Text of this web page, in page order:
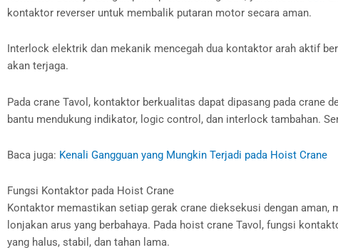
kontaktor reverser untuk membalik putaran motor secara aman.
Interlock elektrik dan mekanik mencegah dua kontaktor arah aktif
akan terjaga.
Pada crane Tavol, kontaktor berkualitas dapat dipasang pada crane
bantu mendukung indikator, logic control, dan interlock tambahan.
Baca juga: Kenali Gangguan yang Mungkin Terjadi pada Hoist Crane
Fungsi Kontaktor pada Hoist Crane
Kontaktor memastikan setiap gerak crane dieksekusi dengan aman,
lonjakan arus yang berbahaya. Pada hoist crane Tavol, fungsi
yang halus, stabil, dan tahan lama.